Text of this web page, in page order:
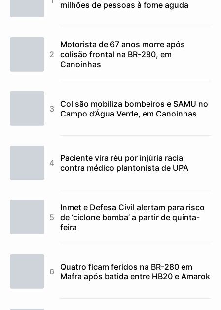
milhões de pessoas à fome aguda
Motorista de 67 anos morre após
colisão frontal na BR-280, em
Canoinhas
Colisão mobiliza bombeiros e SAMU no
Campo d’Água Verde, em Canoinhas
Paciente vira réu por injúria racial
contra médico plantonista de UPA
Inmet e Defesa Civil alertam para risco
de ‘ciclone bomba’ a partir de quinta-
feira
Quatro ficam feridos na BR-280 em
Mafra após batida entre HB20 e Amarok